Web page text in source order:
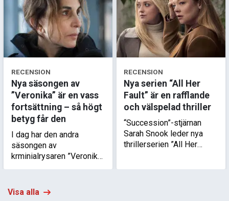
RECENSION
Nya serien “All Her
Fault” är en rafflande
och välspelad thriller
“Succession”-stjärnan
Sarah Snook leder nya
thrillerserien ”All Her
RECENSION
Nya säsongen av
”Veronika” är en vass
fortsättning – så högt
betyg får den
I dag har den andra
säsongen av
krminialrysaren ”Veronika”
och en kraftig höjning från
Visa alla